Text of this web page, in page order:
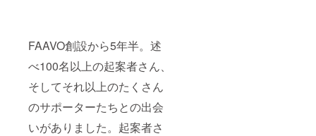
FAAVO創設から5年半。述
べ100名以上の起案者さん、
そしてそれ以上のたくさん
のサポーターたちとの出会
いがありました。起案者さ